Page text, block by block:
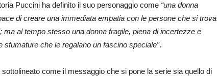
Puccini ha definito il suo personaggio come “una donna
di creare una immediata empatia con le persone che si trova
; ma al tempo stesso una donna fragile, piena di incertezze e
sfumature che le regalano un fascino speciale”.
sottolineato come il messaggio che si pone la serie sia quello di